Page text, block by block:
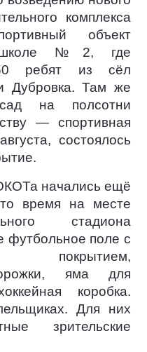
комплекса
объект
школе №2, где
ребят из сёл
Дубровка. Там же
на полсотни
— спортивная
состоялось
начались ещё
время на месте
стадиона
футбольное поле с
покрытием,
яма для
коробка.
Для них
зрительские